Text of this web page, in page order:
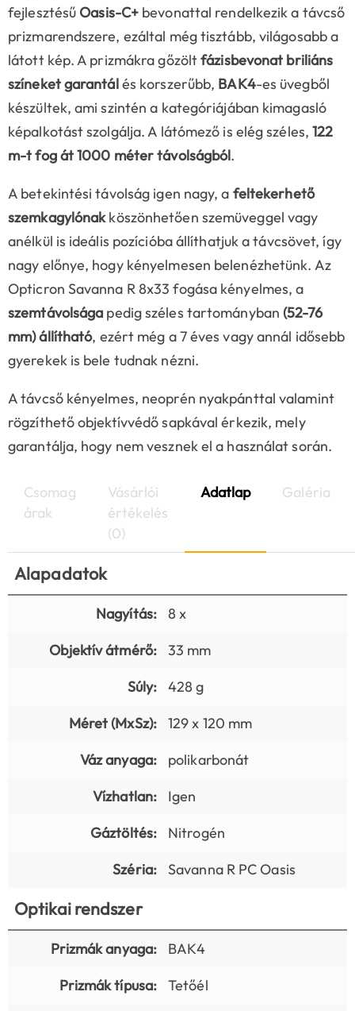
fejlesztésűOasis-C+ bevonattal rendelkezik a távcső
prizmarendszere, ezáltal még tisztább, világosabb a
látott kép. A prizmákra gőzöltfázisbevonat briliáns
színeket garantálés korszerűbb, BAK4-es üvegből
készültek, ami szintén a kategóriájában kimagasló
képalkotást szolgálja. A látómező is elég széles,122
m-t fog át 1000 méter távolságból.
A betekintési távolság igen nagy, a feltekerhető
szemkagylónakköszönhetően szemüveggel vagy
anélkül is ideális pozícióba állíthatjuk a távcsövet, így
nagy előnye, hogy kényelmesen belenézhetünk. Az
Opticron Savanna R 8x33 fogása kényelmes, a
szemtávolsága pedig széles tartományban(52-76
mm) állítható, ezért még a 7 éves vagy annál idősebb
gyerekek is bele tudnak nézni.
A távcső kényelmes, neoprén nyakpánttal valamint
rögzíthető objektívvédő sapkával érkezik, mely
garantálja, hogy nem vesznek el a használat során.
Csomag
árak
Vásárlói
értékelés
(0)
Adatlap Galéria
Alapadatok
Nagyítás:
8 x
Objektív átmérő:
33 mm
Súly:
428 g
Méret (MxSz):
129 x 120 mm
Váz anyaga:
polikarbonát
Vízhatlan:
Igen
Gáztöltés:
Nitrogén
Széria:
Savanna R PC Oasis
Optikai rendszer
Prizmák anyaga:
BAK4
Prizmák típusa:
Tetőél